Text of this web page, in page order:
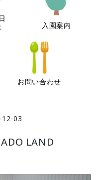
入園案内
お問い合わせ
12-03
LAND